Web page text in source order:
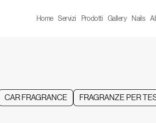
Home Servizi Prodotti Gallery Nails
CAR FRAGRANCE FRAGRANZE PER